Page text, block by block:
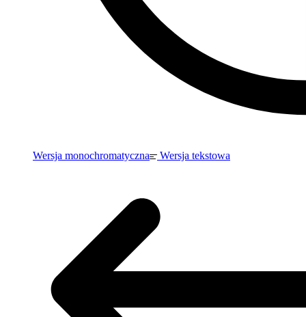
Wersja monochromatyczna Wersja tekstowa